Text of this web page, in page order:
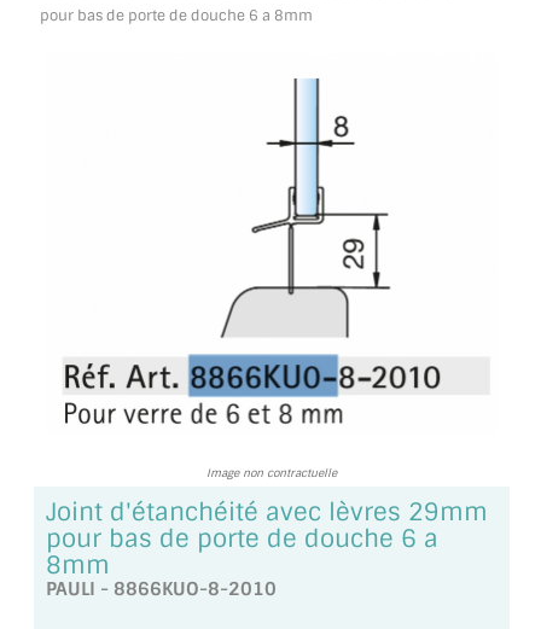
GUIDE : CHOIX PAR UTILISATION
INSPIRATIONS ET NOUVEAUTÉS
AMBIANCE LAITON BROSSÉ
MIROIR SUR MESURE
MIROIR VIEILLI
pour bas de porte de douche 6 a 8mm
Image non contractuelle
Joint d'étanchéité avec lèvres 29mm
pour bas de porte de douche 6 a
8mm
PAULI - 8866KUO-8-2010